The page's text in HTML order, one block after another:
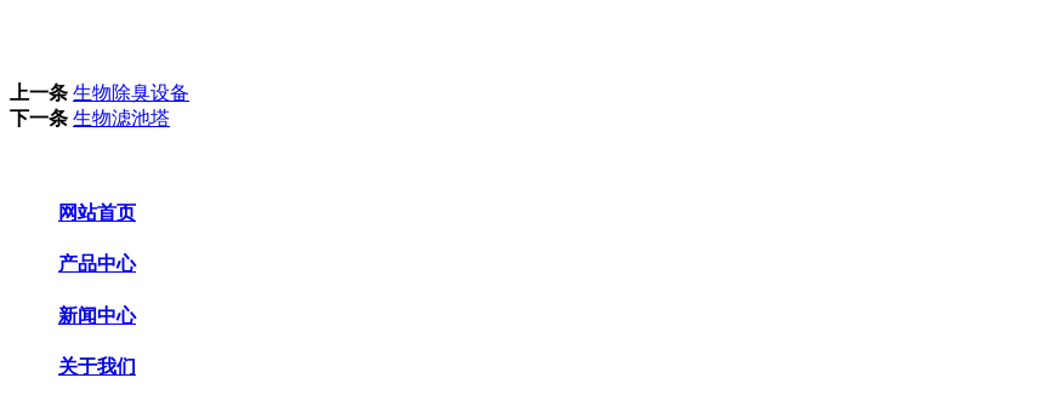
上一条 生物除臭设备
下一条 生物滤池塔
网站首页
产品中心
新闻中心
关于我们